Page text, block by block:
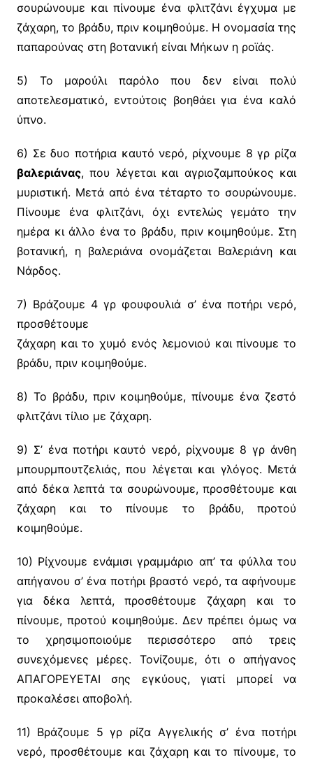
σουρώνουμε και πίνουμε ένα φλιτζάνι έγχυμα με
ζάχαρη, το βράδυ, πριν κοιμηθούμε. Η ονομασία της
παπαρούνας στη βοτανική είναι Μήκων η ροϊάς.
5) Το μαρούλι παρόλο που δεν είναι πολύ
αποτελεσματικό, εντούτοις βοηθάει για ένα καλό
ύπνο.
6) Σε δυο ποτήρια καυτό νερό, ρίχνουμε 8 γρ ρίζα
βαλεριάνας, που λέγεται και αγριοζαμπούκος και
μυριστική. Μετά από ένα τέταρτο το σουρώνουμε.
Πίνουμε ένα φλιτζάνι, όχι εντελώς γεμάτο την
ημέρα κι άλλο ένα το βράδυ, πριν κοιμηθούμε. Στη
βοτανική, η βαλεριάνα ονομάζεται Βαλεριάνη και
Νάρδος.
7) Βράζουμε 4 γρ φουφουλιά σ’ ένα ποτήρι νερό,
προσθέτουμε
ζάχαρη και το χυμό ενός λεμονιού και πίνουμε το
βράδυ, πριν κοιμηθούμε.
8) Το βράδυ, πριν κοιμηθούμε, πίνουμε ένα ζεστό
φλιτζάνι τίλιο με ζάχαρη.
9) Σ’ ένα ποτήρι καυτό νερό, ρίχνουμε 8 γρ άνθη
μπουρμπουτζελιάς, που λέγεται και γλόγος. Μετά
από δέκα λεπτά τα σουρώνουμε, προσθέτουμε και
ζάχαρη και το πίνουμε το βράδυ, προτού
κοιμηθούμε.
10) Ρίχνουμε ενάμισι γραμμάριο απ’ τα φύλλα του
απήγανου σ’ ένα ποτήρι βραστό νερό, τα αφήνουμε
για δέκα λεπτά, προσθέτουμε ζάχαρη και το
πίνουμε, προτού κοιμηθούμε. Δεν πρέπει όμως να
το χρησιμοποιούμε περισσότερο από τρεις
συνεχόμενες μέρες. Τονίζουμε, ότι ο απήγανος
ΑΠΑΓΟΡΕΥΕΤΑΙ σης εγκύους, γιατί μπορεί να
προκαλέσει αποβολή.
11) Βράζουμε 5 γρ ρίζα Αγγελικής σ’ ένα ποτήρι
νερό, προσθέτουμε και ζάχαρη και το πίνουμε, το